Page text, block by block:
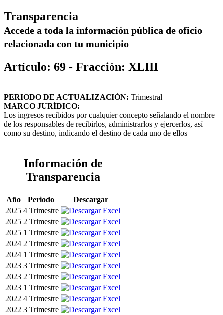
Transparencia
Accede a toda la información pública de oficio
relacionada con tu municipio
Artículo: 69 - Fracción: XLIII
PERIODO DE ACTUALIZACIÓN: Trimestral
MARCO JURÍDICO:
Los ingresos recibidos por cualquier concepto señalando el nombre
de los responsables de recibirlos, administrarlos y ejercerlos, así
como su destino, indicando el destino de cada uno de ellos
Información de
Transparencia
Año Periodo
Descargar
2025 4 Trimestre
2025 2 Trimestre
2025 1 Trimestre
2024 2 Trimestre
2024 1 Trimestre
2023 3 Trimestre
2023 2 Trimestre
2023 1 Trimestre
2022 4 Trimestre
2022 3 Trimestre